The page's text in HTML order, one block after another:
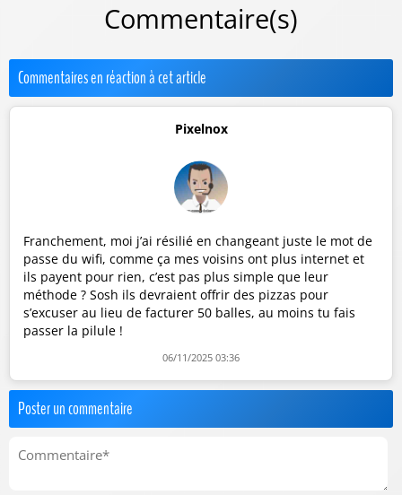
Commentaire(s)
Commentaires en réaction à cet article
Pixelnox
Franchement, moi j’ai résilié en changeant juste le mot de
passe du wifi, comme ça mes voisins ont plus internet et
ils payent pour rien, c’est pas plus simple que leur
méthode ? Sosh ils devraient offrir des pizzas pour
s’excuser au lieu de facturer 50 balles, au moins tu fais
passer la pilule !
06/11/2025 03:36
Poster un commentaire